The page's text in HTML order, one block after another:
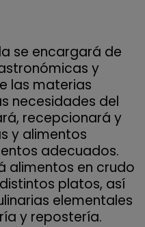
se encargará de
y
las materias
necesidades del
recepcionará y
y alimentos
adecuados.
alimentos en crudo
platos, así
elementales
y repostería.